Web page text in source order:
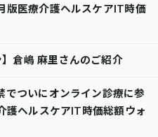
版医療介護ヘルスケアIT時価
】倉嶋 麻里さんのご紹介
でついにオンライン診療に参
ヘルスケアIT時価総額ウォ